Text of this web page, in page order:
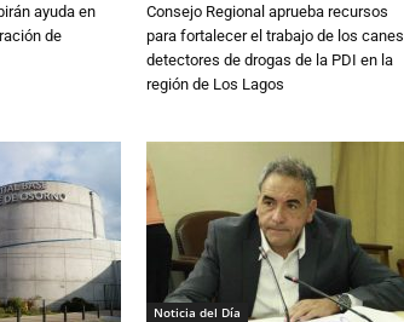
ayuda en
de
Consejo Regional aprueba recursos
para fortalecer el trabajo de los canes
detectores de drogas de la PDI en la
región de Los Lagos
Noticia del Día